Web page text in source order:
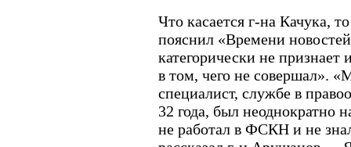
Что касается г-на Качука,
пояснил «Времени
категорически не признает
в том, чего не совершал».
специалист, службе в
32 года, был неоднократно
не работал в ФСКН и не